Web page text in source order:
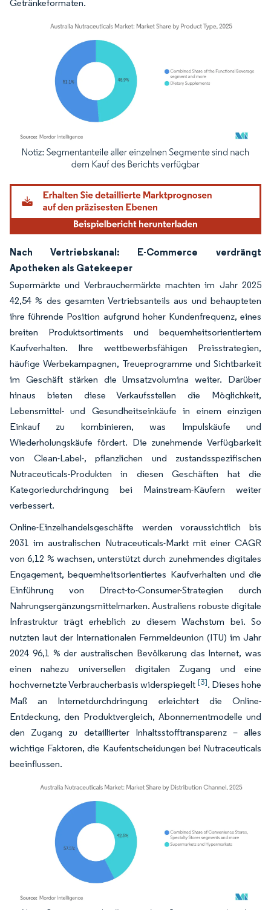
Getränkeformaten.
Bild © Mordor Intelligence. Wiederverwendung erfordert Namensnennung
Nach Vertriebskanal: E-Commerce verdrängt
Apotheken als Gatekeeper
Supermärkte und Verbrauchermärkte machten im Jahr 2025
42,54 % des gesamten Vertriebsanteils aus und behaupteten
ihre führende Position aufgrund hoher Kundenfrequenz, eines
breiten Produktsortiments und bequemheitsorientiertem
Kaufverhalten. Ihre wettbewerbsfähigen Preisstrategien,
häufige Werbekampagnen, Treueprogramme und Sichtbarkeit
im Geschäft stärken die Umsatzvolumina weiter. Darüber
hinaus bieten diese Verkaufsstellen die Möglichkeit,
Lebensmittel- und Gesundheitseinkäufe in einem einzigen
Einkauf zu kombinieren, was Impulskäufe und
Wiederholungskäufe fördert. Die zunehmende Verfügbarkeit
von Clean-Label-, pflanzlichen und zustandsspezifischen
Nutraceuticals-Produkten in diesen Geschäften hat die
Kategoriedurchdringung bei Mainstream-Käufern weiter
verbessert.
Online-Einzelhandelsgeschäfte werden voraussichtlich bis
2031 im australischen Nutraceuticals-Markt mit einer CAGR
von 6,12 % wachsen, unterstützt durch zunehmendes digitales
Engagement, bequemheitsorientiertes Kaufverhalten und die
Einführung von Direct-to-Consumer-Strategien durch
Nahrungsergänzungsmittelmarken. Australiens robuste digitale
Infrastruktur trägt erheblich zu diesem Wachstum bei. So
nutzten laut der Internationalen Fernmeldeunion (ITU) im Jahr
2024 96,1 % der australischen Bevölkerung das Internet, was
einen nahezu universellen digitalen Zugang und eine
hochvernetzte Verbraucherbasis widerspiegelt [3]. Dieses hohe
Maß an Internetdurchdringung erleichtert die Online-
Entdeckung, den Produktvergleich, Abonnementmodelle und
den Zugang zu detaillierter Inhaltsstofftransparenz – alles
wichtige Faktoren, die Kaufentscheidungen bei Nutraceuticals
beeinflussen.